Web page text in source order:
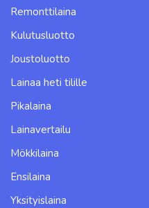
Remonttilaina
Kulutusluotto
Joustoluotto
Lainaa heti tilille
Pikalaina
Lainavertailu
Mökkilaina
Ensilaina
Yksityislaina